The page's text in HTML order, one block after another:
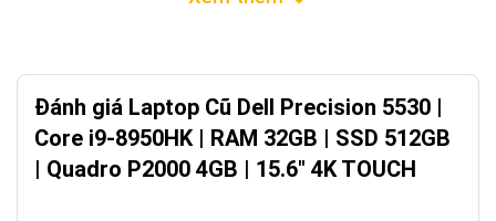
Đánh giá Laptop Cũ Dell Precision 5530 |
Core i9-8950HK | RAM 32GB | SSD 512GB
| Quadro P2000 4GB | 15.6" 4K TOUCH